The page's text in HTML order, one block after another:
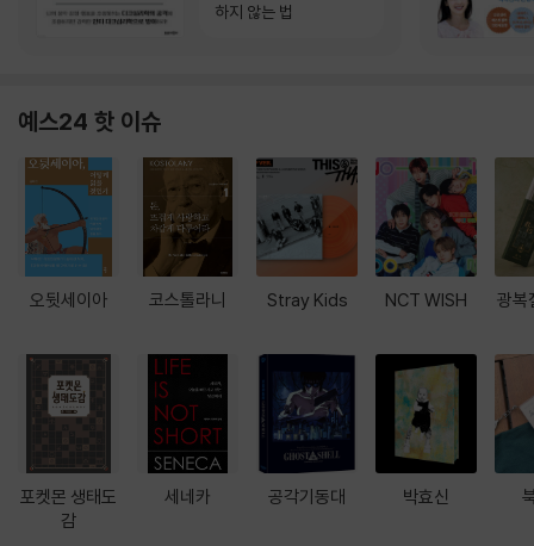
하지 않는 법
예스24 핫 이슈
오뒷세이아
포켓몬 생태도
감
코스톨라니
세네카
Stray Kids
공각기동대
NCT WISH
박효신
광복